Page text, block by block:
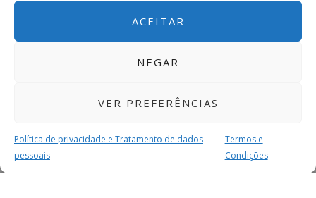
ACEITAR
NEGAR
VER PREFERÊNCIAS
Política de privacidade e Tratamento de dados
pessoais
Termos e
Condições